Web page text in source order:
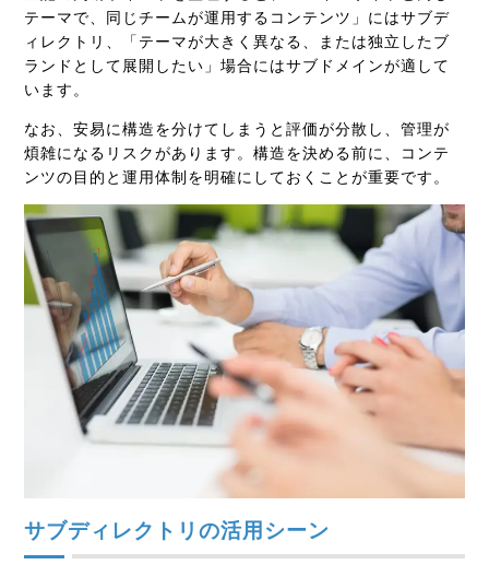
テーマで、同じチームが運用するコンテンツ」にはサブデ
ィレクトリ、「テーマが大きく異なる、または独立したブ
ランドとして展開したい」場合にはサブドメインが適して
います。
なお、安易に構造を分けてしまうと評価が分散し、管理が
煩雑になるリスクがあります。構造を決める前に、コンテ
ンツの目的と運用体制を明確にしておくことが重要です。
サブディレクトリの活用シーン